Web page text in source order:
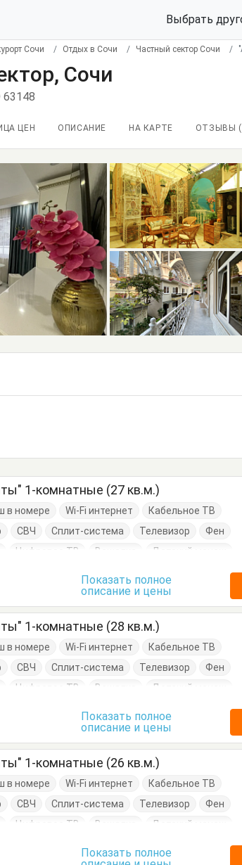
Выбрать
Сочи Отдых в Сочи Частный сектор Сочи
Сочи
63148
ЦЕН ОПИСАНИЕ НА КАРТЕ ОТЗЫВЫ (
1-комнатные (27 кв.м.)
в номере Wi-Fi интернет
Кабельное ТВ
СВЧ Сплит-система Телевизор
Фен
Цифровое ТВ Вешалка
Детский манеж
Обеденный стол Посуда Стулья
Показать полное
описание и цены
1-комнатные (28 кв.м.)
в номере Wi-Fi интернет
Кабельное ТВ
СВЧ Сплит-система Телевизор
Фен
Цифровое ТВ Вешалка
Детский манеж
Кухонный стол Обеденный стол
Показать полное
описание и цены
1-комнатные (26 кв.м.)
в номере Wi-Fi интернет
Кабельное ТВ
СВЧ Сплит-система Телевизор
Фен
Цифровое ТВ Вешалка
Детский манеж
Показать полное